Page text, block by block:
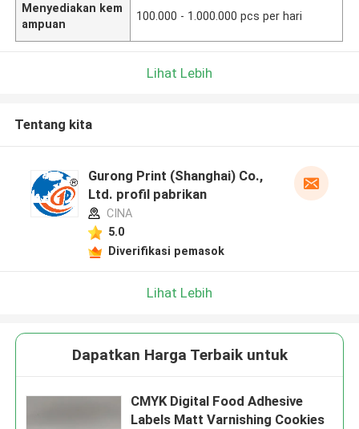
Menyediakan kem
ampuan
100.000 - 1.000.000 pcs per hari
Lihat Lebih
Tentang kita
Gurong Print (Shanghai) Co.,
Ltd. profil pabrikan
CINA
5.0
Diverifikasi pemasok
Lihat Lebih
Dapatkan Harga Terbaik untuk
CMYK Digital Food Adhesive
Labels Matt Varnishing Cookies